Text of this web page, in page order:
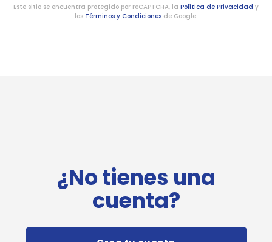
¿No tienes una
cuenta?
Este sitio se encuentra protegido por reCAPTCHA, la Política de Privacidad y
los Términos y Condiciones de Google.